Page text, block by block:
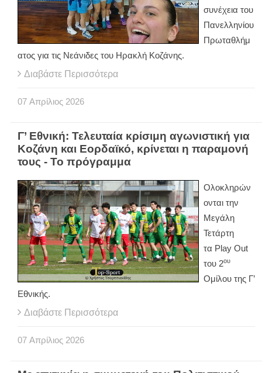
συνέχεια του
Πανελληνίου
Πρωταθλήμ
ατος για τις Νεάνιδες του Ηρακλή Κοζάνης.
Διαβάστε Περισσότερα
07 Απρίλιος 2026
Γ’ Εθνική: Τελευταία κρίσιμη αγωνιστική για
Κοζάνη και Εορδαϊκό, κρίνεται η παραμονή
τους - Το πρόγραμμα
Ολοκληρών
ονται την
Μεγάλη
Τετάρτη
τα Play Out
του 2ου
Ομίλου της Γ’
Εθνικής.
Διαβάστε Περισσότερα
07 Απρίλιος 2026